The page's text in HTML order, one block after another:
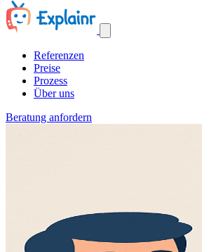
Referenzen
Preise
Prozess
Über uns
Beratung anfordern